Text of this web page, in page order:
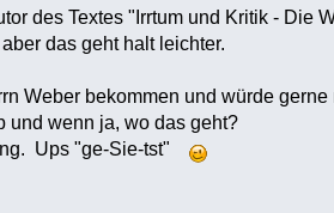
des Textes "Irrtum und Kritik - Die
das geht halt leichter.
Weber bekommen und würde
und wenn ja, wo das geht?
Ups "ge-Sie-tst"